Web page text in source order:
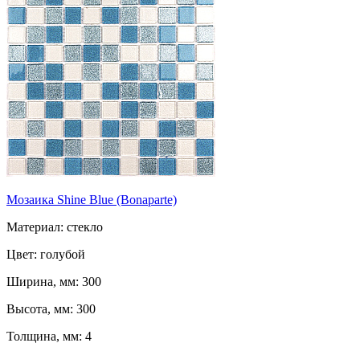
Мозаика Shine Blue (Bonaparte)
Материал: стекло
Цвет: голубой
Ширина, мм: 300
Высота, мм: 300
Толщина, мм: 4